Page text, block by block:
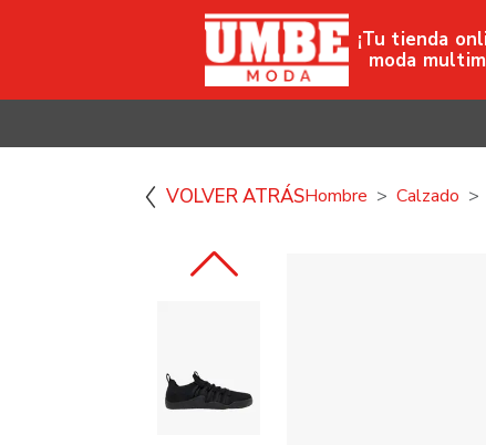
¡Tu tienda
moda
VOLVER ATRÁSHombre Calzado